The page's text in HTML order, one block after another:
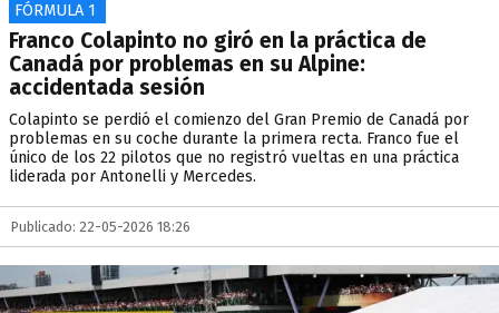
FÓRMULA 1
Franco Colapinto no giró en la práctica de
Canadá por problemas en su Alpine:
accidentada sesión
Colapinto se perdió el comienzo del Gran Premio de Canadá por
problemas en su coche durante la primera recta. Franco fue el
único de los 22 pilotos que no registró vueltas en una práctica
liderada por Antonelli y Mercedes.
Publicado: 22-05-2026 18:26